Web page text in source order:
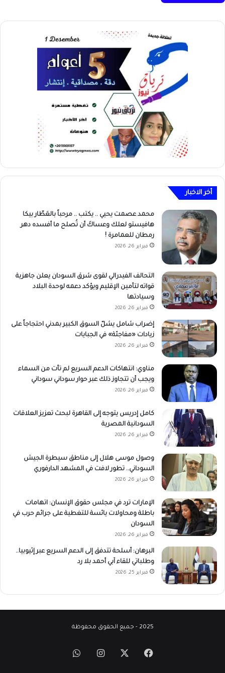
أخر الاخبار
محمد عصمت يحيي .. يكتب .. مرحباً بالعَطّار بيكا
هافيستو لعلك وعساكَ أن تُصلح ما أفسده دهر
رمطان للعمامرة !
فبراير 26, 2026
التحالف الفيدرالي لقوى شرق السودان يعلن جاهزية
قواته لتأمين الإقليم ويؤكد دعمه لوحدة البلاد
وسيادتها
فبراير 26, 2026
إضراب شامل يشلّ السوق الكبير بمدني احتجاجاً على
زيادات «مفاجئة» في الجبايات
فبراير 26, 2026
مناوي: انتهاكات الدعم السريع لم تأت من السماء
ويجب أن تتجاوز ذلك عبر حوار سوداني سوداني
فبراير 26, 2026
كامل إدريس يتوجه إلى القاهرة لبحث تعزيز العلاقات
السودانية المصرية
فبراير 26, 2026
وصول موسى هلال إلى مناطق سيطرة الجيش
السوداني.. تطور لافت في المشهد الدارفوري
فبراير 26, 2026
الإمارات ترد في مجلس حقوق الإنسان: اتهامات
باطلة ومحاولات يائسة للتغطية على جرائم حرب في
السودان
فبراير 26, 2026
البرهان: أسلحة تتدفق إلى الدعم السريع عبر إثيوبيا..
وطلباتي للقاء آبي أحمد بلا رد
فبراير 25, 2026
2025 - جميع الحقوق محفوظة
فيسبوك انستقرامواتساب